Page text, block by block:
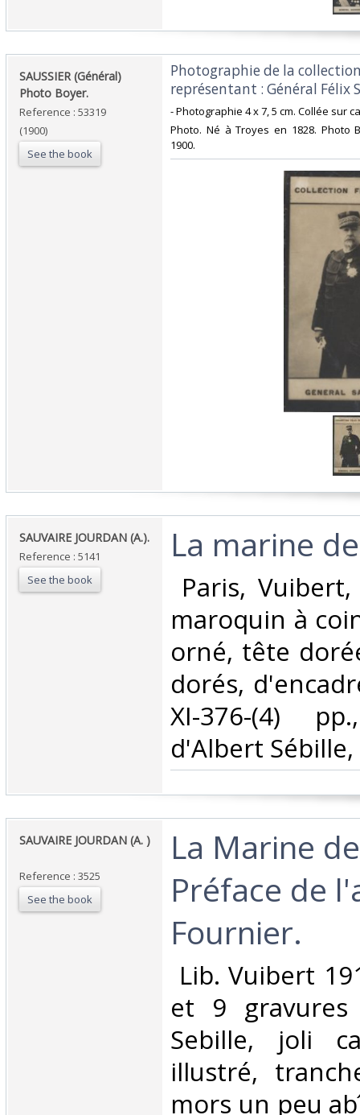
‎SAUSSIER (Général)
Photo Boyer.‎
Reference : 53319
(1900)
See the book
‎Photographie de la
représentant : Général Félix
‎- Photographie 4 x 7, 5 cm. Collée sur
‎Photo. Né à Troyes en 1828. Photo
1900.‎
‎SAUVAIRE JOURDAN (A.).‎
Reference : 5141
See the book
‎La marine
Paris,
maroquin à
orné, tête
dorés,
XI-376-(4)
d'Albert
‎SAUVAIRE JOURDAN (A. )
Reference : 3525
See the book
‎La Marine
Préface de
Fournier.‎
Lib. Vuibert
et 9
Sebille, joli
illustré,
mors un peu